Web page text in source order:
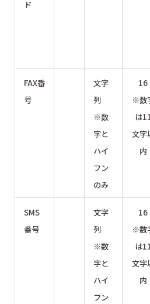
ド
FAX番
号
文字
列
※数
字と
ハイ
フン
のみ
16
※数
は
文字
内
SMS
番号
文字
列
※数
字と
ハイ
フン
16
※数
は
文字
内